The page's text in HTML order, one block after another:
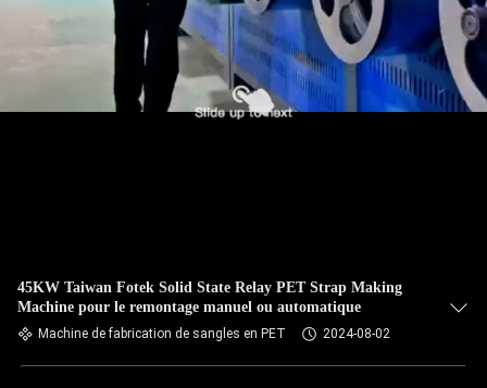
45KW Taiwan Fotek Solid State Relay PET Strap Making
Machine pour le remontage manuel ou automatique
Machine de fabrication de sangles en PET 2024-08-02